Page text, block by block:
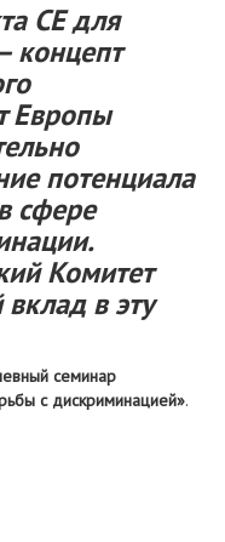
СЕ для
концепт
Европы
потенциала
сфере
Комитет
в эту
семинар
с дискриминацией».
общества в